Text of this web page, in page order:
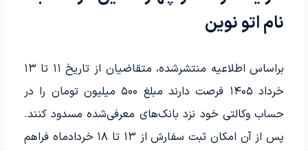
نام اتو نوین
براساس اطلاعیه منتشرشده، متقاضیان از تاریخ ۱۱ تا ۱۳
خرداد ۱۴۰۵ فرصت دارند مبلغ ۵۰۰ میلیون تومان را در
حساب وکالتی خود نزد بانک‌های معرفی‌شده مسدود کنند.
پس از آن امکان ثبت سفارش از ۱۳ تا ۱۸ خردادماه فراهم